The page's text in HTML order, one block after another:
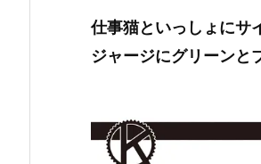
仕事猫といっしょにサ
ジャージにグリーンと